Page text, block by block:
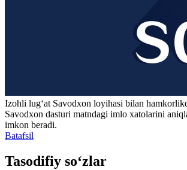
Izohli lugʻat Savodxon loyihasi bilan
Savodxon dasturi matndagi imlo xatolarini
imkon beradi.
Batafsil
Tasodifiy so‘zlar